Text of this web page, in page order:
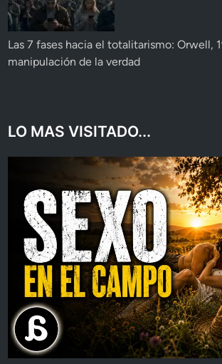
Las 7 fases hacia el totalitarismo: Orwell,
manipulación de la verdad
LO MAS VISITADO...